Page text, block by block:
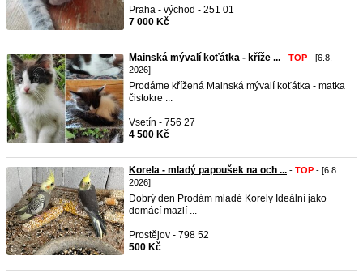
Praha - východ - 251 01
7 000 Kč
Mainská mývalí koťátka - kříže ... - TOP - [6.8.
2026]
Prodáme křížená Mainská mývalí koťátka - matka
čistokre ...
Vsetín - 756 27
4 500 Kč
Korela - mladý papoušek na och ... - TOP - [6.8.
2026]
Dobrý den Prodám mladé Korely Ideální jako
domácí mazlí ...
Prostějov - 798 52
500 Kč